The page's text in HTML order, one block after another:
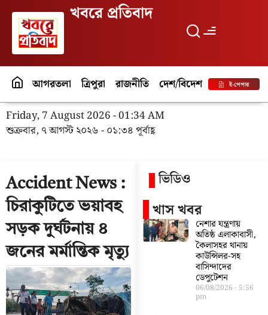
খবরে প্রতিবাদ
আগরতলা ত্রিপুরা রাজনীতি দেশ/বিদেশ পর্যটনই-পেপার
Friday, 7 August 2026 - 01:34 AM
শুক্রবার, ৭ আগস্ট ২০২৬ - ০১:৩৪ পূর্বাহ্ণ
Accident News :
চিরাকুটিতে ভয়াবহ
সড়ক দুর্ঘটনায় ৪
জনের মর্মান্তিক মৃত্যু
ভিডিও
খাস খবর
নেশার যন্ত্রণায়
অতিষ্ঠ এলাকাবাসী,
কৈলাসহর থানায়
কাউন্সিলর-সহ
বাসিন্দাদের
ডেপুটেশন
06/08/2026 5:56
pm